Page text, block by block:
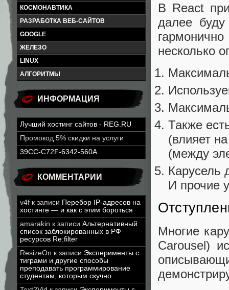
КОСМОНАВТИКА
РАЗРАБОТКА ВЕБ-САЙТОВ
GOOGLE
ЖЕЛЕЗО
LINUX
АЛГОРИТМЫ
ИНФОРМАЦИЯ
Лучший хостинг сайтов - REG.RU
Промокод 5% скидки на услуги
39CC-C72F-6342-560A
КОММЕНТАРИИ
v4f к записи Перебор IP-адресов на
хостинге — и как с этим бороться
amarakin к записи Альтернативный
список заблокированных в РФ
ресурсов Re:filter
ResizeOn к записи Эксперименты с
тиграми и другие способы
преподавать программирование
студентам, которым скучно
В React
далее буду
несколько
Также
(влияет
(между
Карусель
И прочие
Многие
Carousel)